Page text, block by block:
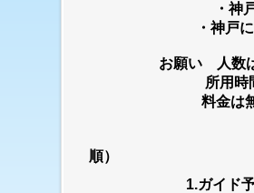
・
・神戸にあ
お願い 人数
所用時間
料金は無料
順）
1.ガイド